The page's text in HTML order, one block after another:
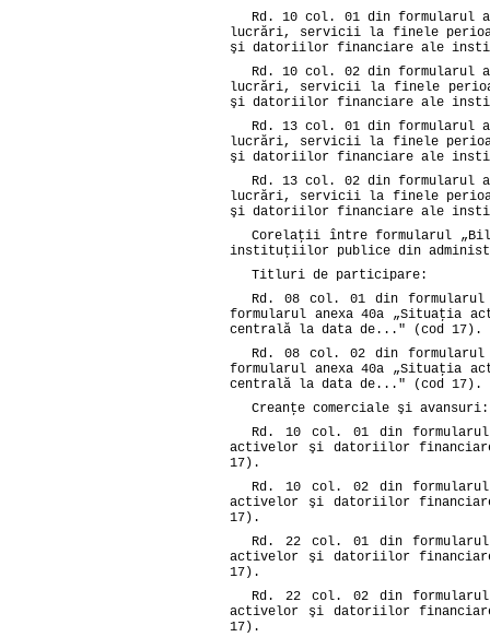
Rd. 10 col. 01 din formularul
lucrări, servicii la finele
şi datoriilor financiare ale
Rd. 10 col. 02 din formularul
lucrări, servicii la finele
şi datoriilor financiare ale
Rd. 13 col. 01 din formularul
lucrări, servicii la finele
şi datoriilor financiare ale
Rd. 13 col. 02 din formularul
lucrări, servicii la finele
şi datoriilor financiare ale
Corelaţii între formularul
instituţiilor publice din
Titluri de participare:
Rd. 08 col. 01 din
formularul anexa 40a
centrală la data de..." (cod 17).
Rd. 08 col. 02 din
formularul anexa 40a
centrală la data de..." (cod 17).
Creanţe comerciale şi avansuri:
Rd. 10 col. 01 din
activelor şi datoriilor
17).
Rd. 10 col. 02 din
activelor şi datoriilor
17).
Rd. 22 col. 01 din
activelor şi datoriilor
17).
Rd. 22 col. 02 din
activelor şi datoriilor
17).